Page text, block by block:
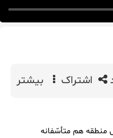
اشتراک بیشتر
منطقه هم متأسّفانه